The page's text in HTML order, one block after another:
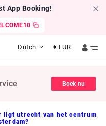
App Booking!
Dutch € EUR
Boek nu
ligt utrecht van het centrum